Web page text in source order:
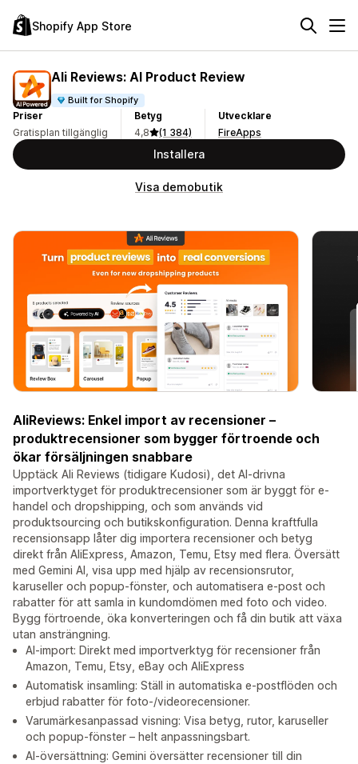
Shopify App Store
Ali Reviews: AI Product Review
Built for Shopify
Priser
Gratisplan tillgänglig
Betyg
4,8
(1 384)
Utvecklare
FireApps
Installera
Visa demobutik
AliReviews: Enkel import av recensioner –
produktrecensioner som bygger förtroende och
ökar försäljningen snabbare
Upptäck Ali Reviews (tidigare Kudosi), det AI-drivna
importverktyget för produktrecensioner som är byggt för e-
handel och dropshipping, och som används vid
produktsourcing och butikskonfiguration. Denna kraftfulla
recensionsapp låter dig importera recensioner och betyg
direkt från AliExpress, Amazon, Temu, Etsy med flera. Översätt
med Gemini AI, visa upp med hjälp av recensionsrutor,
karuseller och popup-fönster, och automatisera e-post och
rabatter för att samla in kundomdömen med foto och video.
Bygg förtroende, öka konverteringen och få din butik att växa
utan ansträngning.
AI-import: Direkt med importverktyg för recensioner från
Amazon, Temu, Etsy, eBay och AliExpress
Automatisk insamling: Ställ in automatiska e-postflöden och
erbjud rabatter för foto-/videorecensioner.
Varumärkesanpassad visning: Visa betyg, rutor, karuseller
och popup-fönster – helt anpassningsbart.
AI-översättning: Gemini översätter recensioner till din